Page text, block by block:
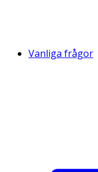
Vanliga frågor